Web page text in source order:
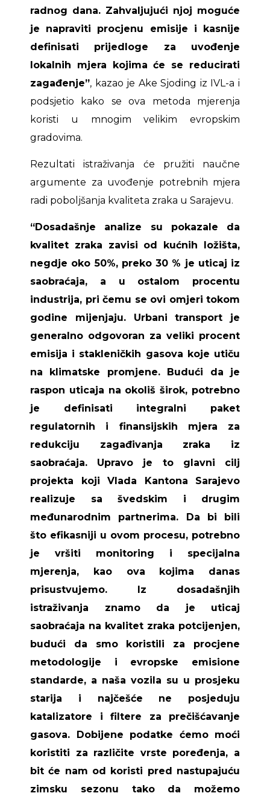
radnog dana. Zahvaljujući njoj moguće
je napraviti procjenu emisije i kasnije
definisati prijedloge za uvođenje
lokalnih mjera kojima će se reducirati
zagađenje”, kazao je Ake Sjoding iz IVL-a i
podsjetio kako se ova metoda mjerenja
koristi u mnogim velikim evropskim
gradovima.
Rezultati istraživanja će pružiti naučne
argumente za uvođenje potrebnih mjera
radi poboljšanja kvaliteta zraka u Sarajevu.
“Dosadašnje analize su pokazale da
kvalitet zraka zavisi od kućnih ložišta,
negdje oko 50%, preko 30 % je uticaj iz
saobraćaja, a u ostalom procentu
industrija, pri čemu se ovi omjeri tokom
godine mijenjaju. Urbani transport je
generalno odgovoran za veliki procent
emisija i stakleničkih gasova koje utiču
na klimatske promjene. Budući da je
raspon uticaja na okoliš širok, potrebno
je definisati integralni paket
regulatornih i finansijskih mjera za
redukciju zagađivanja zraka iz
saobraćaja. Upravo je to glavni cilj
projekta koji Vlada Kantona Sarajevo
realizuje sa švedskim i drugim
međunarodnim partnerima. Da bi bili
što efikasniji u ovom procesu, potrebno
je vršiti monitoring i specijalna
mjerenja, kao ova kojima danas
prisustvujemo. Iz dosadašnjih
istraživanja znamo da je uticaj
saobraćaja na kvalitet zraka potcijenjen,
budući da smo koristili za procjene
metodologije i evropske emisione
standarde, a naša vozila su u prosjeku
starija i najčešće ne posjeduju
katalizatore i filtere za prečišćavanje
gasova. Dobijene podatke ćemo moći
koristiti za različite vrste poređenja, a
bit će nam od koristi pred nastupajuću
zimsku sezonu tako da možemo